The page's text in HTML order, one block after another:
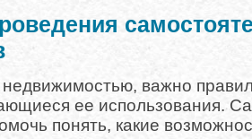
важно
ее использования.
понять, какие